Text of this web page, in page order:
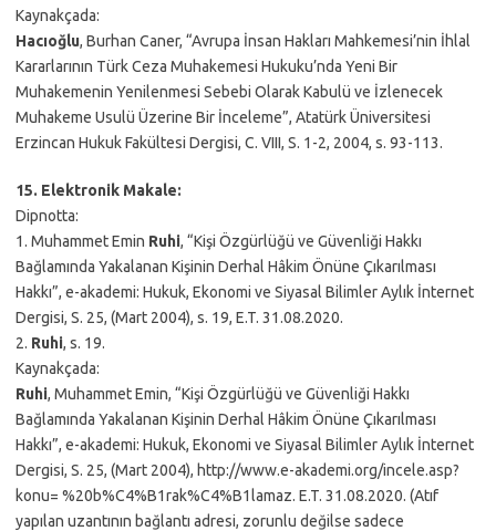
Kaynakçada:
Hacıoğlu, Burhan Caner, “Avrupa İnsan Hakları Mahkemesi’nin İhlal
Kararlarının Türk Ceza Muhakemesi Hukuku’nda Yeni Bir
Muhakemenin Yenilenmesi Sebebi Olarak Kabulü ve İzlenecek
Muhakeme Usulü Üzerine Bir İnceleme”, Atatürk Üniversitesi
Erzincan Hukuk Fakültesi Dergisi, C. VIII, S. 1-2, 2004, s. 93-113.
15. Elektronik Makale:
Dipnotta:
1. Muhammet Emin Ruhi, “Kişi Özgürlüğü ve Güvenliği Hakkı
Bağlamında Yakalanan Kişinin Derhal Hâkim Önüne Çıkarılması
Hakkı”, e-akademi: Hukuk, Ekonomi ve Siyasal Bilimler Aylık İnternet
Dergisi, S. 25, (Mart 2004), s. 19, E.T. 31.08.2020.
2. Ruhi, s. 19.
Kaynakçada:
Ruhi, Muhammet Emin, “Kişi Özgürlüğü ve Güvenliği Hakkı
Bağlamında Yakalanan Kişinin Derhal Hâkim Önüne Çıkarılması
Hakkı”, e-akademi: Hukuk, Ekonomi ve Siyasal Bilimler Aylık İnternet
Dergisi, S. 25, (Mart 2004), http://www.e-akademi.org/incele.asp?
konu= %20b%C4%B1rak%C4%B1lamaz. E.T. 31.08.2020. (Atıf
yapılan uzantının bağlantı adresi, zorunlu değilse sadece